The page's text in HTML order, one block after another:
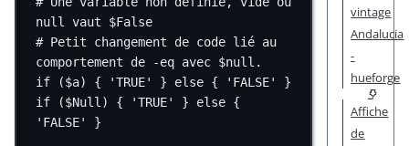
null vaut $False
# Petit changement de code lié au
comportement de -eq avec $null.
if ($a) { 'TRUE' } else { 'FALSE'
}
if ($Null) { 'TRUE' } else
'FALSE'
}
vintage
Andalucia
-
hueforge
Affiche
de